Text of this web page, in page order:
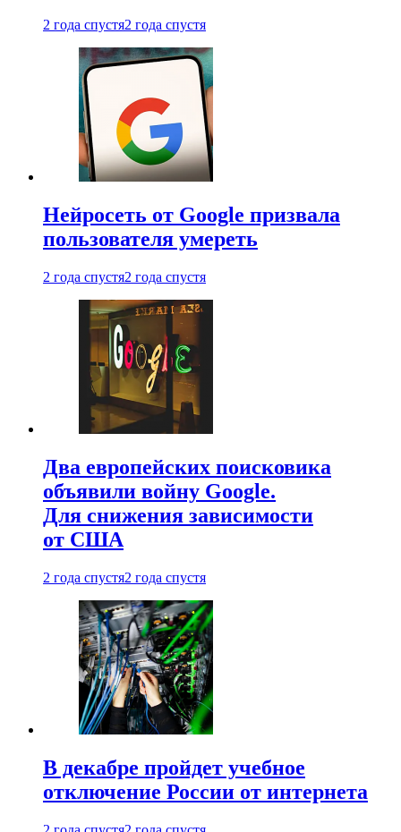
2 года спустя2 года спустя
Нейросеть от Google призвала
пользователя умереть
2 года спустя2 года спустя
Два европейских поисковика
объявили войну Google.
Для снижения зависимости
от США
2 года спустя2 года спустя
В декабре пройдет учебное
отключение России от интернета